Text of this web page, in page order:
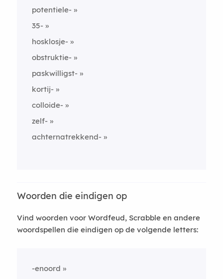
potentiele-
35-
hosklosje-
obstruktie-
paskwilligst-
kortij-
colloide-
zelf-
achternatrekkend-
Woorden die eindigen op
Vind woorden voor Wordfeud, Scrabble en andere
woordspellen die eindigen op de volgende letters:
-enoord